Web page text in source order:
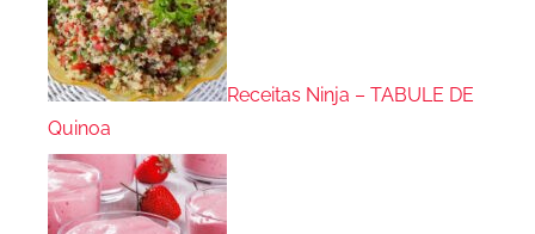
Receitas Ninja – TABULE DE
Quinoa